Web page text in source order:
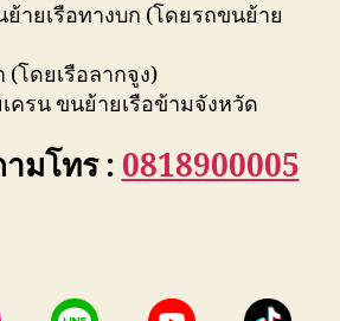
ย้ายเรือทางบก (โดยรถขนย้าย
(โดยเรือลากจูง)
ครน ขนย้ายเรือข้ามจังหวัด
มโทร : 0818900005